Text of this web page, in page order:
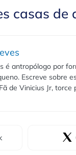
casas
é antropólogo por
Escreve sobre
de Vinicius Jr, torce